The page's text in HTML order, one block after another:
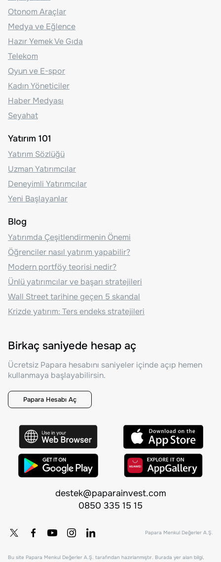
Otonom Araçlar
Medya ve Eğlence
Hazır Yemek Ve Gıda
Telekom
Oyun ve E-spor
Kadın Yöneticiler
Haber Medyası
Seyahat
Yatırım 101
Yatırım Sözlüğü
Uzman Yatırımcılar
Deneyimli Yatırımcılar
Yeni Başlayanlar
Blog
Yatırımda Çeşitlendirmenin Önemi
Öğrenciler nasıl yatırım yapabilir?
Modern portföy teorisi nedir?
Ünlü yatırımcılar ve başarı stratejileri
Wall Street tarihine geçen 5 skandal
Krizde yatırım: Ters endeks stratejileri
Birkaç saniyede hesap aç
Ücretsiz Papara hesabını saniyeler içinde açıp hemen
kullanmaya başlayabilirsin.
Papara Hesabı Aç
destek@paparainvest.com
0850 335 15 15
Papara Menkul Değerler A.Ş.
Bu site Papara Menkul Değerler A.Ş. tarafından hazırlanmıştır. Burada yer alan bilgi,